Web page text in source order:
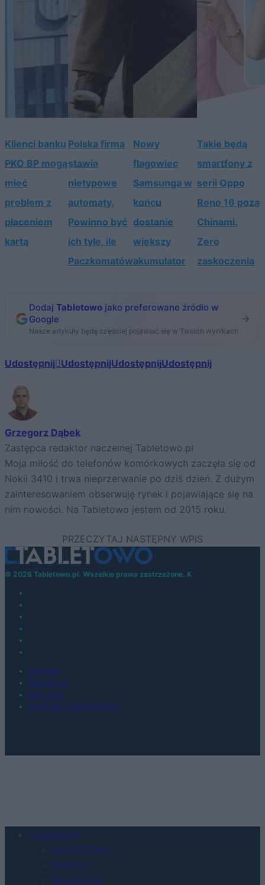
Klienci banku
PKO BP mogą
mieć
problem z
płaceniem
kartą
Polska firma
stawia
nietypowe
automaty.
Powinno być
ich tyle, ile
Paczkomatów
Nowy
flagowiec
Samsunga w
końcu
dostanie
większy
akumulator
Takie będą
smartfony z
serii Oppo
Reno 16 poza
Chinami.
Zero
zaskoczenia
Dodaj Tabletowo jako preferowane źródło w
Google
Nasze artykuły będą częściej pojawiać się w Twoich wynikach
Udostępnij UdostępnijUdostępnijUdostępnij
Grzegorz Dąbek
Zastępca redaktor naczelnej Tabletowo.pl
Moja miłość do telefonów komórkowych zaczęła się od
Nokii 3410 i trwa nieprzerwanie po dziś dzień. Z dużym
zainteresowaniem obserwuję rynek i pojawiające się na
nim nowości. Na Tabletowo jestem od 2015 roku.
© 2026 Tabletowo.pl. Wszelkie prawa zastrzeżone. K
KONTAKT
REDAKCJA
REKLAMA
POLITYKA PRYWATNOŚCI
Urządzenia
SMARTFONY
TABLETY
WEARABLE